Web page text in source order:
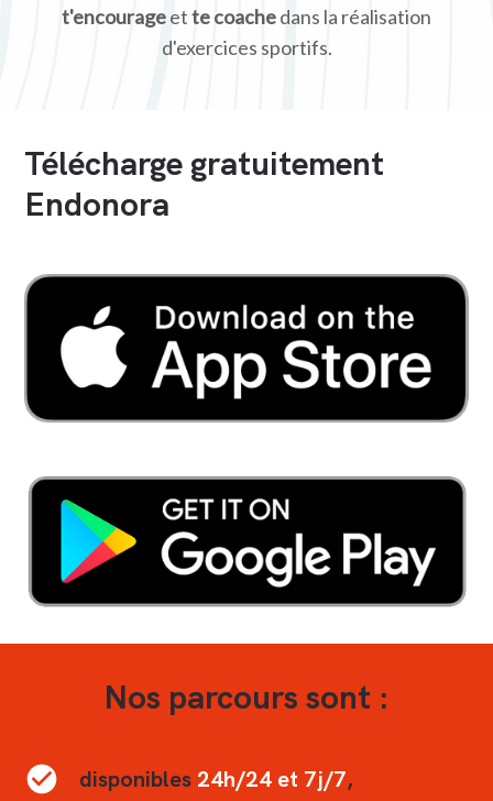
t'encourageette coachedans la réalisation
d'exercices sportifs.
Télécharge gratuitement
Endonora
Nos parcours sont :
disponibles 24h/24 et 7j/7,